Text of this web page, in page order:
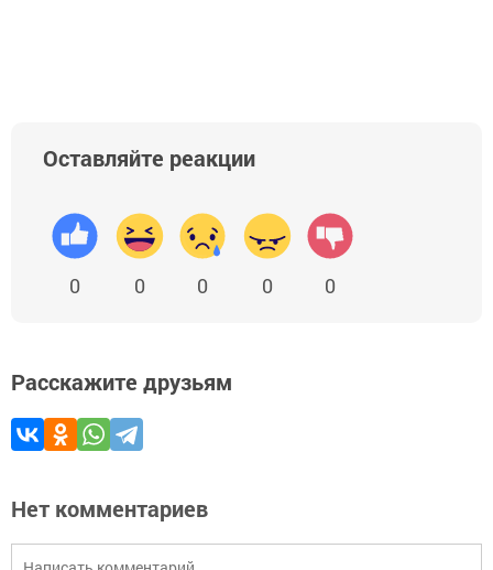
Оставляйте реакции
0 0 0 0 0
Расскажите друзьям
Нет комментариев